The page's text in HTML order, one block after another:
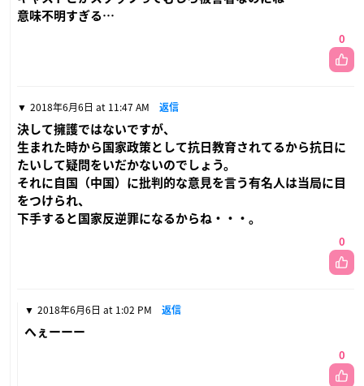
意味不明すぎる…
0
2018年6月6日 at 11:47 AM 返信
決して擁護ではないですが、
生まれた時から国家政策として抗日教育されてるから抗日に
たいして疑問をいだかないのでしょう。
それに自国（中国）に批判的な意見を言う有名人は当局に目
をつけられ、
下手すると国家反逆罪になるからね・・・。
0
2018年6月6日 at 1:02 PM 返信
へぇーーー
0